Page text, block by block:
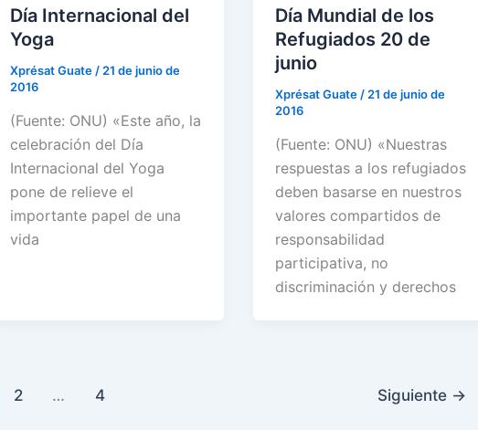
Día Internacional del
Yoga
Xprésat Guate / 21 de junio de
2016
(Fuente: ONU) «Este año, la
celebración del Día
Internacional del Yoga
pone de relieve el
importante papel de una
vida
Día Mundial de los
Refugiados 20 de
junio
Xprésat Guate / 21 de junio de
2016
(Fuente: ONU) «Nuestras
respuestas a los refugiados
deben basarse en nuestros
valores compartidos de
responsabilidad
participativa, no
discriminación y derechos
2 … 4 Siguiente →